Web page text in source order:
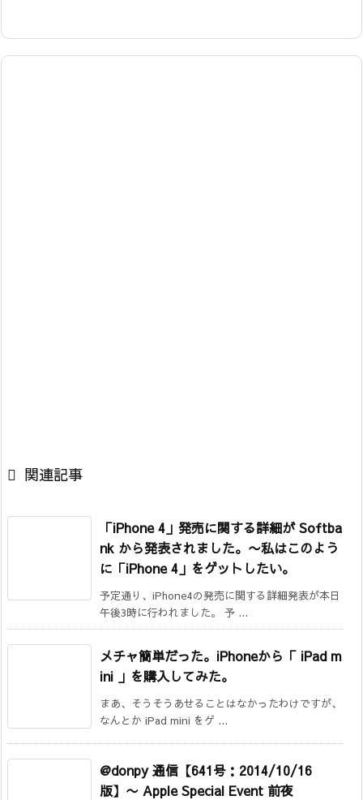
 関連記事
「iPhone 4」発売に関する詳細が Softba
nk から発表されました。 〜私はこのよう
に「iPhone 4」をゲットしたい。
予定通り、iPhone4の発売に関する詳細発表が本日
午後3時に行われました。 予 ...
メチャ簡単だった。iPhoneから「 iPad m
ini 」を購入してみた。
まあ、そうそうあせることはなかったわけですが、
なんとか iPad mini をゲ ...
@donpy 通信【641号：2014/10/16
版】〜 Apple Special Event 前夜